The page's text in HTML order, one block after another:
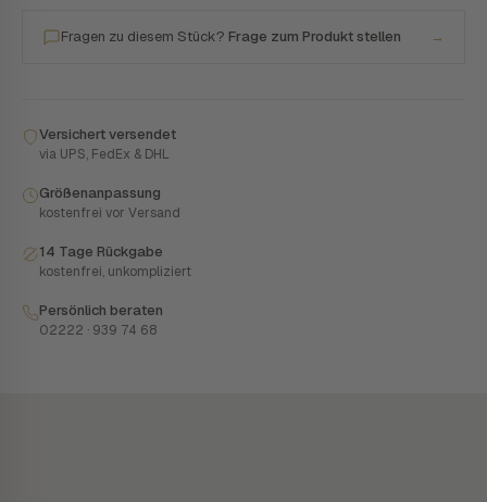
Fragen zu diesem Stück? Frage zum Produkt stellen →
Versichert versendet
via UPS, FedEx & DHL
Größenanpassung
kostenfrei vor Versand
14 Tage Rückgabe
kostenfrei, unkompliziert
Persönlich beraten
02222 · 939 74 68